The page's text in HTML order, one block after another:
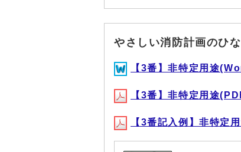
やさしい消防計画のひ
【3番】非特定用途
【3番】非特定用途
【3番記入例】非特定